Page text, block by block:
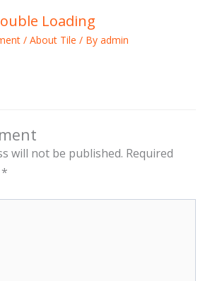
Loading
/ About Tile / By admin
will not be published. Required
*